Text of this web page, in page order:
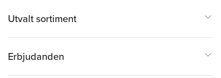
Utvalt sortiment
Erbjudanden